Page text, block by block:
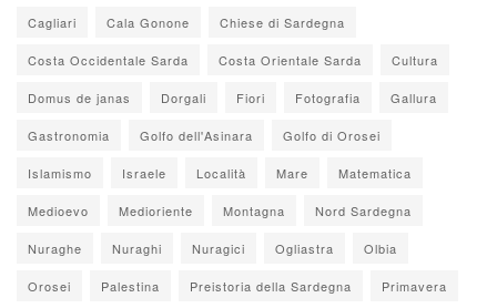
Cagliari Cala Gonone Chiese di Sardegna
Costa Occidentale Sarda Costa Orientale Sarda Cultura
Domus de janas Dorgali Fiori Fotografia Gallura
Gastronomia Golfo dell'Asinara Golfo di Orosei
Islamismo Israele Località Mare Matematica
Medioevo Medioriente Montagna Nord Sardegna
Nuraghe Nuraghi Nuragici Ogliastra Olbia
Orosei Palestina Preistoria della Sardegna Primavera